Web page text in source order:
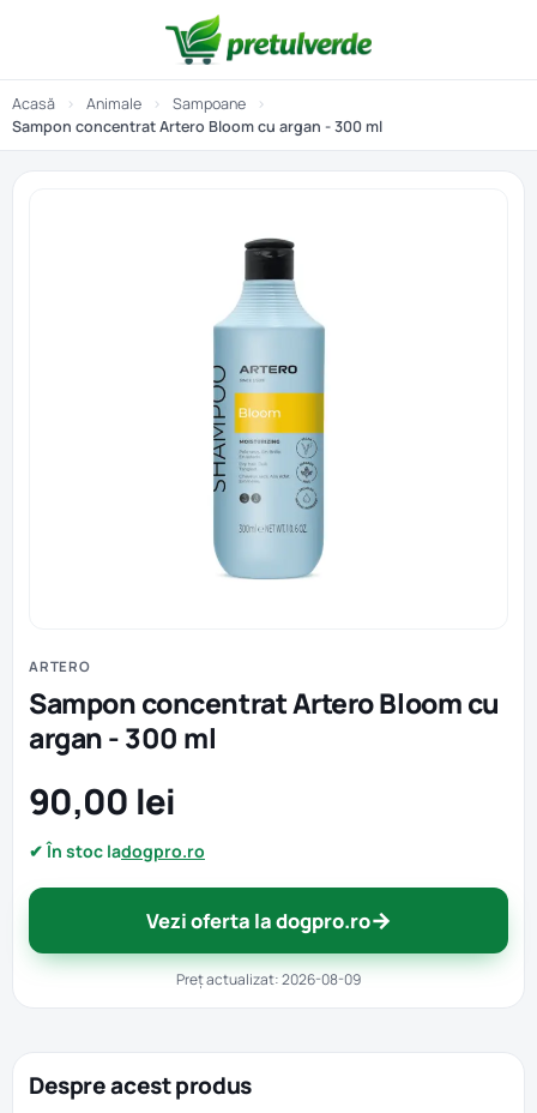
Acasă › Animale › Sampoane
›
Sampon concentrat Artero Bloom cu argan - 300 ml
ARTERO
Sampon concentrat Artero Bloom cu
argan - 300 ml
90,00 lei
✔ În stoc ladogpro.ro
Vezi oferta la dogpro.ro→
Preț actualizat: 2026-08-09
Despre acest produs